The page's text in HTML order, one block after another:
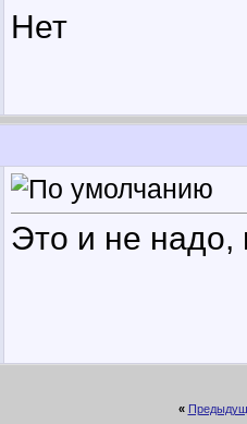
Нет
Это и не надо,
«